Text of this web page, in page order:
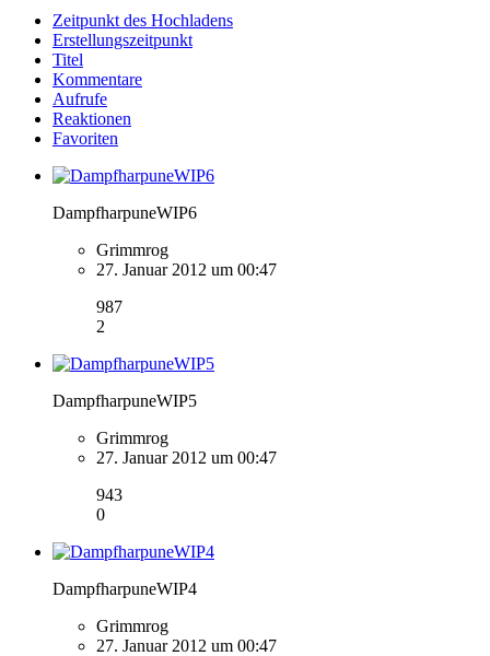
Zeitpunkt des Hochladens
Erstellungszeitpunkt
Titel
Kommentare
Aufrufe
Reaktionen
Favoriten
DampfharpuneWIP6
Grimmrog
27. Januar 2012 um 00:47
987
2
DampfharpuneWIP5
Grimmrog
27. Januar 2012 um 00:47
943
0
DampfharpuneWIP4
Grimmrog
27. Januar 2012 um 00:47